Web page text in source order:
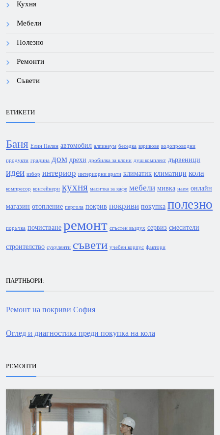
Кухня
Мебели
Полезно
Ремонти
Съвети
ЕТИКЕТИ
Баня Елин Пелин автомобил алпинеум беседка взривове водопроводни
продукти градина дом дрехи дробилка за клони душ комплект дървеници
идеи избор интериор интериорни врати климатик климатици кола
компресор контейнери кухня масичка за кафе мебели мивка наем онлайн
магазин отопление пергола покрив покриви покупка полезно
поръчка почистване ремонт сгъстен въздух сервиз смесители
строителство сукуленти съвети учебен корпус фактори
ПАРТНЬОРИ:
Ремонт на покриви София
Оглед и диагностика преди покупка на кола
РЕМОНТИ